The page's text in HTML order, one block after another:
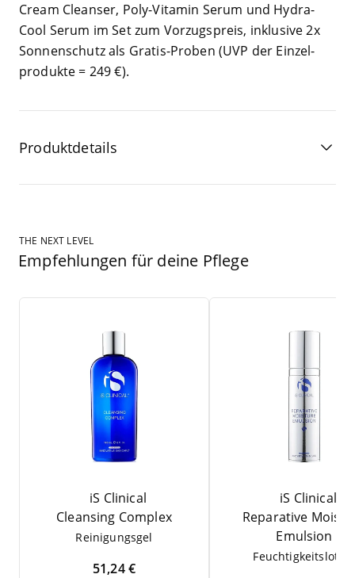
Cream Cle­an­ser, Poly-Vit­amin Serum und Hydra-
Cool Serum im Set zum Vor­zugs­preis, inklu­si­ve2x
Son­nen­schutz als Gra­tis-Pro­ben (UVP der Ein­zel­
pro­duk­te = 249€).
Produktdetails
THE NEXT LEVEL
Empfehlungen für deine Pflege
iS Clinical
Cle­an­sing Complex
Rei­ni­gungs­gel
51,24 €
iS Clinical
Repa­ra­ti­ve
Emulsion
Feuch­tig­keits­lo­tion